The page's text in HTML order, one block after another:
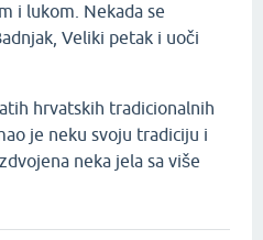
i lukom. Nekada se
Veliki petak i uoči
hrvatskih tradicionalnih
je neku svoju tradiciju i
neka jela sa više